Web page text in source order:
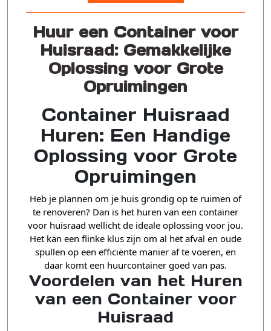
Huur een Container voor
Huisraad: Gemakkelijke
Oplossing voor Grote
Opruimingen
Container Huisraad
Huren: Een Handige
Oplossing voor Grote
Opruimingen
Heb je plannen om je huis grondig op te ruimen of
te renoveren? Dan is het huren van een container
voor huisraad wellicht de ideale oplossing voor jou.
Het kan een flinke klus zijn om al het afval en oude
spullen op een efficiënte manier af te voeren, en
daar komt een huurcontainer goed van pas.
Voordelen van het Huren
van een Container voor
Huisraad